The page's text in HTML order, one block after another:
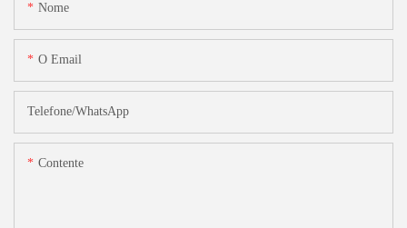
Nome
O Email
Telefone/WhatsApp
Contente